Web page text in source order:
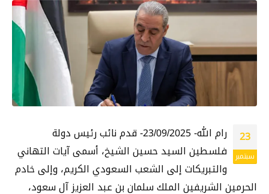
23
سبتمبر
رام الله- 23/09/2025- قدم نائب رئيس دولة
فلسطين السيد حسين الشيخ، أسمى آيات التهاني
والتبريكات إلى الشعب السعودي الكريم، وإلى خادم
الحرمين الشريفين الملك سلمان بن عبد العزيز آل سعود،